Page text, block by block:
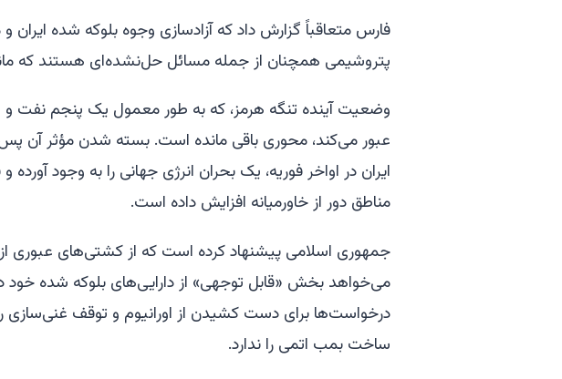
فارس متعاقباً گزارش داد که آزادسازی وجوه بلوکه شده ایران
پتروشیمی همچنان از جمله مسائل حل‌نشده‌ای هستند که
وضعیت آینده تنگه هرمز، که به طور معمول یک پنجم نفت و
عبور می‌کند، محوری باقی مانده است. بسته شدن مؤثر آن پس
ایران در اواخر فوریه، یک بحران انرژی جهانی را به وجود
مناطق دور از خاورمیانه افزایش داده است.
جمهوری اسلامی پیشنهاد کرده است که از کشتی‌های عبوری از
می‌خواهد بخش «قابل توجهی» از دارایی‌های بلوکه شده خود
درخواست‌ها برای دست کشیدن از اورانیوم و توقف غنی‌سازی
ساخت بمب اتمی را ندارد.